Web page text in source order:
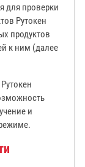
для проверки
Рутокен
продуктов
к ним (далее
и